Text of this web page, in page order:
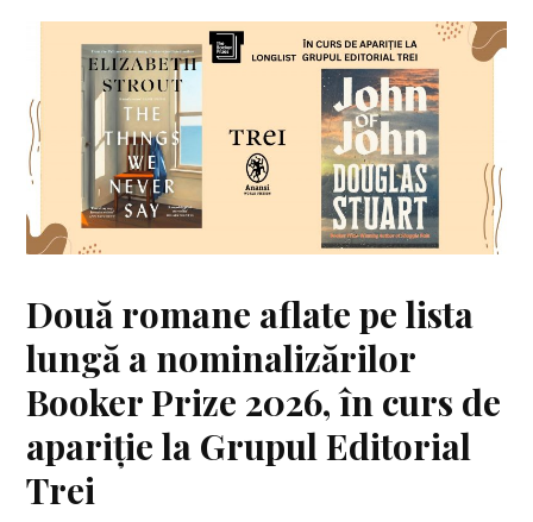
Două romane aflate pe lista
lungă a nominalizărilor
Booker Prize 2026, în curs de
apariție la Grupul Editorial
Trei